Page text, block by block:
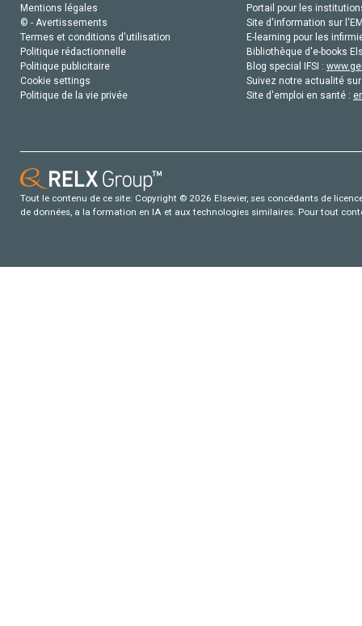
Mentions légales
© - Avertissements
Termes et conditions d'utilisation
Politique rédactionnelle
Politique publicitaire
Cookie settings
Politique de la vie privée
Portail pour les
Site d'information sur
E-learning pour les
Bibliothèque d'e-books
Blog special IFSI :
Suivez notre actualité
Site d'emploi en santé :
Tout le contenu de ce site: Copyright © 2026 Elsevier, ses concédants de
de données, a la formation en IA et aux technologies similaires. Pour tout